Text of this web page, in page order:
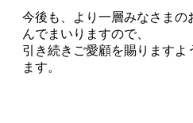
今後も、より一層みなさまの
んでまいりますので、
引き続きご愛顧を賜ります
ます。